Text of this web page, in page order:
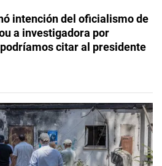
intención del oficialismo de
a investigadora por
citar al presidente